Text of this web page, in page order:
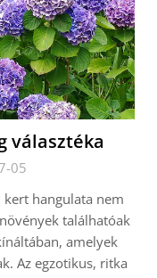
választéka
05
hangulata nem
találhatóak
amelyek
Az egzotikus, ritka